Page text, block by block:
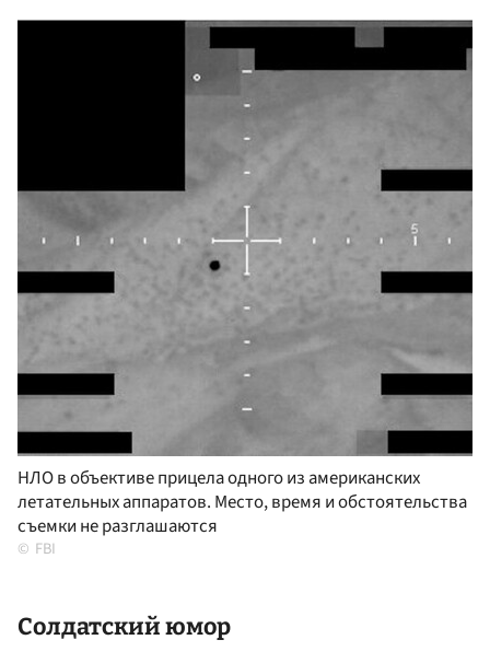
НЛО в объективе прицела одного из американских
летательных аппаратов. Место, время и обстоятельства
съемки не разглашаются
FBI
Солдатский юмор